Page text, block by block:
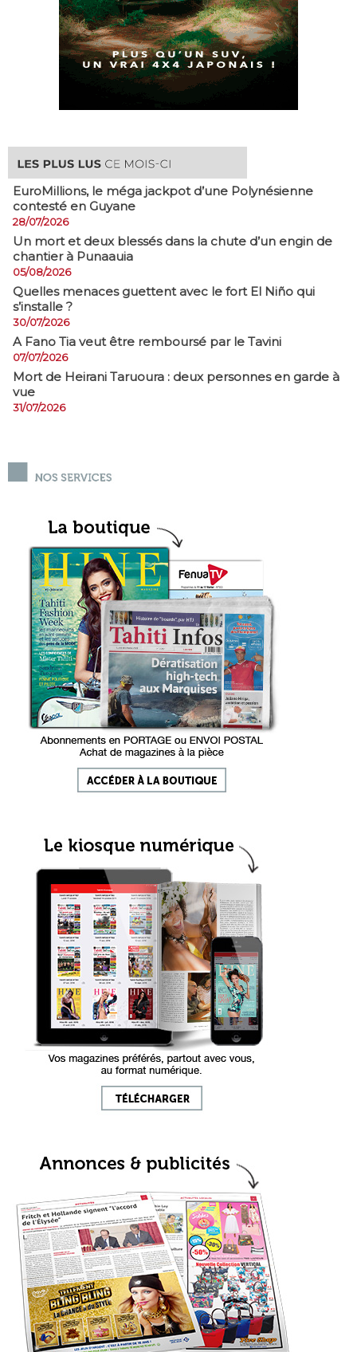
EuroMillions, ​le méga jackpot d’une Polynésienne
contesté en Guyane
28/07/2026
​Un mort et deux blessés dans la chute d’un engin de
chantier à Punaauia
05/08/2026
Quelles menaces guettent avec le fort El Niño qui
s’installe ?
30/07/2026
A Fano Tia veut être remboursé par le Tavini
07/07/2026
Mort de Heirani Taruoura : deux personnes en garde à
vue
31/07/2026